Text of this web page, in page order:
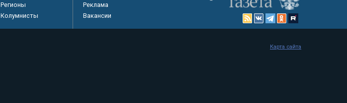
Регионы
Колумнисты
Реклама
Вакансии
Карта сайта